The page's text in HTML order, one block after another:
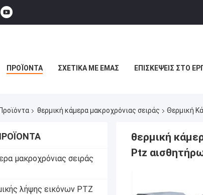
ΠΡΟΪΌΝΤΑ ΣΧΕΤΙΚΆ ΜΕ ΕΜΆΣ ΕΠΙΣΚΈΨΕΙΣ ΣΤΟ
Προϊόντα θερμική κάμερα μακροχρόνιας σειράς Θερμική
μακροχρόνιας σειράς
λήψης εικόνων PTZ
θερμική
Ptz